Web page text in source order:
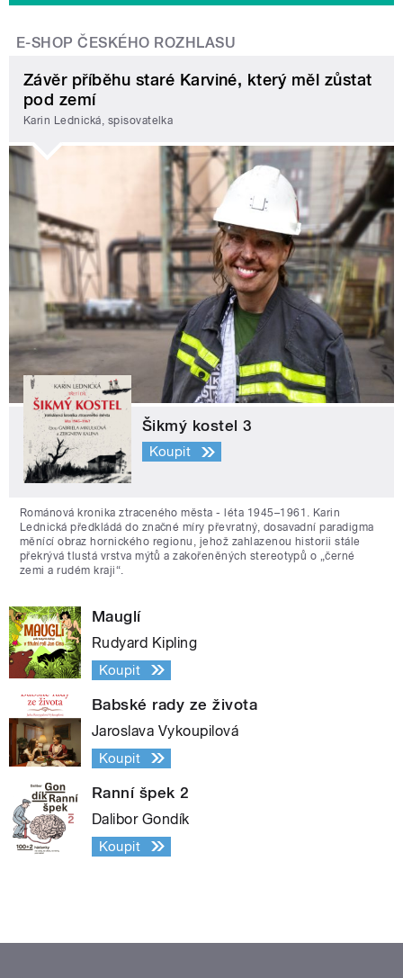
E-SHOP ČESKÉHO ROZHLASU
Závěr příběhu staré Karviné, který měl zůstat
pod zemí
Karin Lednická, spisovatelka
Šikmý kostel 3
Koupit
Románová kronika ztraceného města - léta 1945–1961. Karin
Lednická předkládá do značné míry převratný, dosavadní paradigma
měnící obraz hornického regionu, jehož zahlazenou historii stále
překrývá tlustá vrstva mýtů a zakořeněných stereotypů o „černé
zemi a rudém kraji“.
Mauglí
Rudyard Kipling
Koupit
Babské rady ze života
Jaroslava Vykoupilová
Koupit
Ranní špek 2
Dalibor Gondík
Koupit